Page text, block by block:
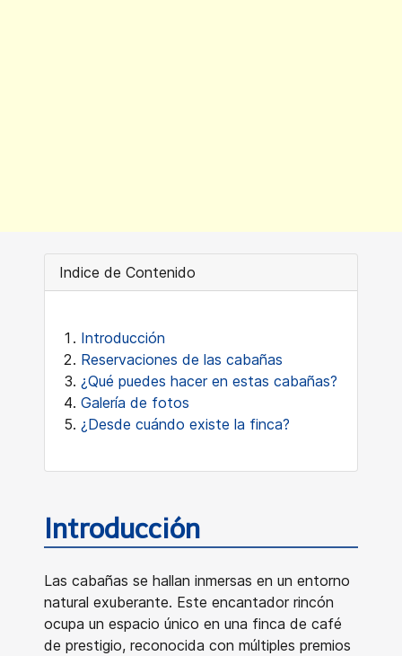
Indice de Contenido
Introducción
Reservaciones de las cabañas
¿Qué puedes hacer en estas cabañas?
Galería de fotos
¿Desde cuándo existe la finca?
Introducción
Las cabañas se hallan inmersas en un entorno
natural exuberante. Este encantador rincón
ocupa un espacio único en una finca de café
de prestigio, reconocida con múltiples premios